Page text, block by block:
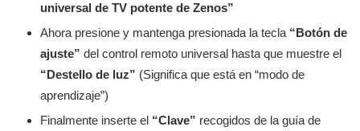
universal de TV potente de Zenos”
Ahora presione y mantenga presionada la tecla “Botón de
ajuste” del control remoto universal hasta que muestre el
“Destello de luz” (Significa que está en “modo de
aprendizaje”)
Finalmente inserte el “Clave” recogidos de la guía de